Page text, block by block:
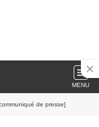
MENU
de presse]